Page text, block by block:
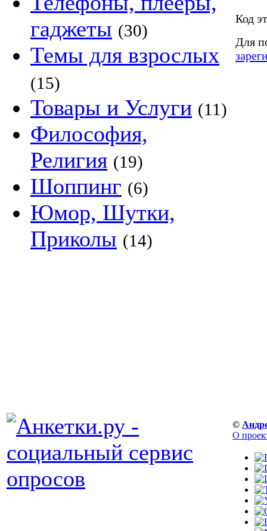
гаджеты (30)
Темы для взрослых
(15)
Товары и Услуги (11)
Философия,
Религия (19)
Шоппинг (6)
Юмор, Шутки,
Приколы (14)
Код
Для
©
О